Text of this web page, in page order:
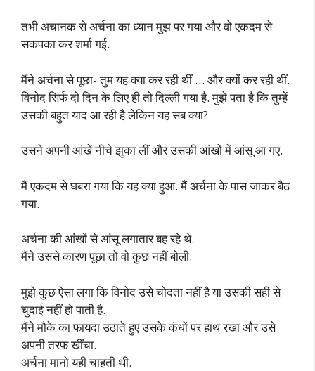
तभी अचानक से अर्चना का ध्यान मुझ पर गया और वो एकदम से
सकपका कर शर्मा गई.
मैंने अर्चना से पूछा- तुम यह क्या कर रही थीं … और क्यों कर रही थीं.
विनोद सिर्फ दो दिन के लिए ही तो दिल्ली गया है. मुझे पता है कि तुम्हें
उसकी बहुत याद आ रही है लेकिन यह सब क्या?
उसने अपनी आंखें नीचे झुका लीं और उसकी आंखों में आंसू आ गए.
मैं एकदम से घबरा गया कि यह क्या हुआ. मैं अर्चना के पास जाकर बैठ
गया.
अर्चना की आंखों से आंसू लगातार बह रहे थे.
मैंने उससे कारण पूछा तो वो कुछ नहीं बोली.
मुझे कुछ ऐसा लगा कि विनोद उसे चोदता नहीं है या उसकी सही से
चुदाई नहीं हो पाती है.
मैंने मौके का फायदा उठाते हुए उसके कंधों पर हाथ रखा और उसे
अपनी तरफ खींचा.
अर्चना मानो यही चाहती थी.